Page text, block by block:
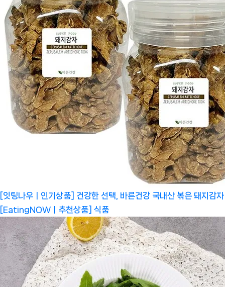
[잇팅나우ㅣ인기상품] 건강한 선택, 바른건강 국내산 볶은 돼지감자
[EatingNOWㅣ추천상품] 식품